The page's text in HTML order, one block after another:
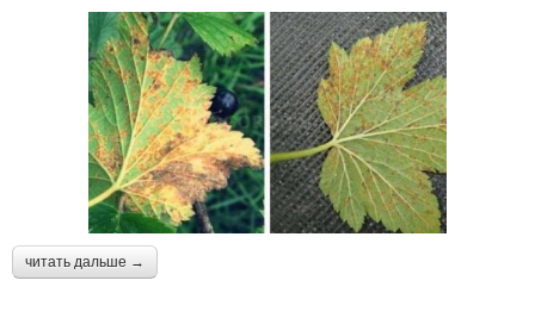
читать дальше →